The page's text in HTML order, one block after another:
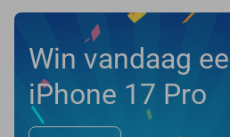
Win vandaag
iPhone 17 Pro